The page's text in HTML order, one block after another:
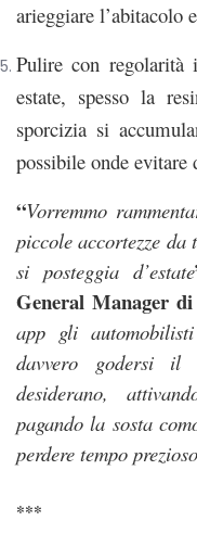
arieggiare l’abitacolo
Pulire con regolarità
estate, spesso la
sporcizia si
possibile onde evitare
“Vorremmo
piccole accortezze da
si posteggia d’estate
General Manager
app gli
davvero godersi il
desiderano,
pagando la sosta
perdere tempo prezioso
***